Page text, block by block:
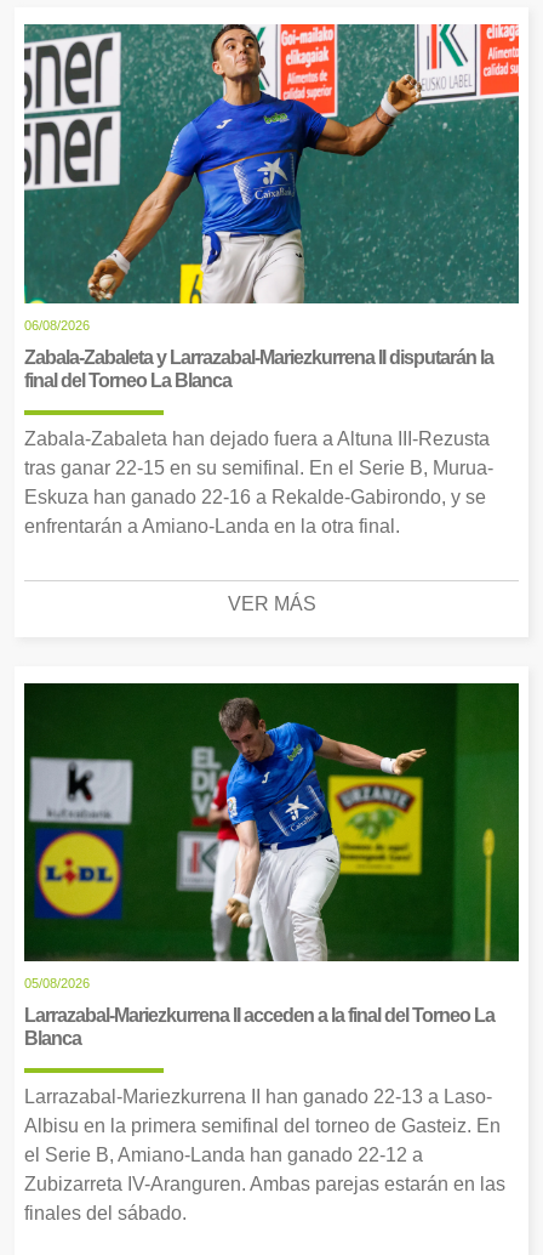
06/08/2026
Zabala-Zabaleta y Larrazabal-Mariezkurrena II disputarán la
final del Torneo La Blanca
Zabala-Zabaleta han dejado fuera a Altuna III-Rezusta
tras ganar 22-15 en su semifinal. En el Serie B, Murua-
Eskuza han ganado 22-16 a Rekalde-Gabirondo, y se
enfrentarán a Amiano-Landa en la otra final.
VER MÁS
05/08/2026
Larrazabal-Mariezkurrena II acceden a la final del Torneo La
Blanca
Larrazabal-Mariezkurrena II han ganado 22-13 a Laso-
Albisu en la primera semifinal del torneo de Gasteiz. En
el Serie B, Amiano-Landa han ganado 22-12 a
Zubizarreta IV-Aranguren. Ambas parejas estarán en las
finales del sábado.